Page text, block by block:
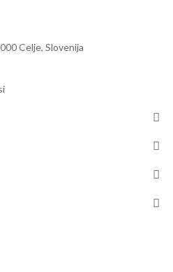
Celje, Slovenija